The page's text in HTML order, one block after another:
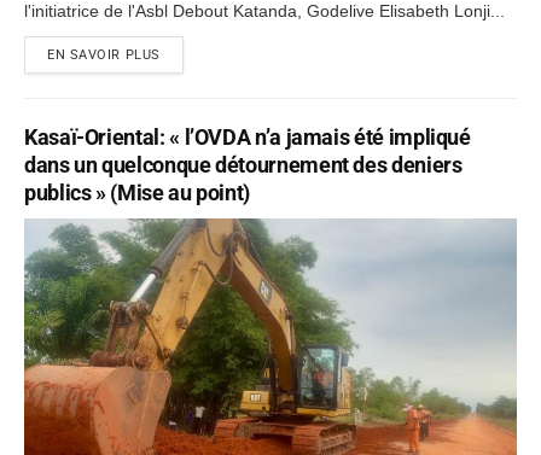
l'initiatrice de l'Asbl Debout Katanda, Godelive Elisabeth Lonji...
EN SAVOIR PLUS
Kasaï-Oriental: « l’OVDA n’a jamais été impliqué
dans un quelconque détournement des deniers
publics » (Mise au point)